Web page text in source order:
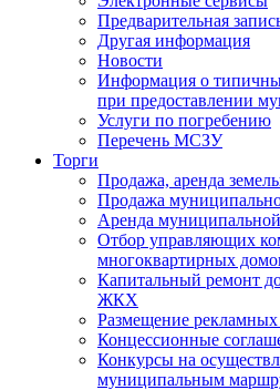
Предварительная
Другая информация
Новости
Информация о
при предоставлении
Услуги по погребению
Перечень МСЗУ
Торги
Продажа, аренда
Продажа
Аренда
Отбор управляющих
многоквартирных
Капитальный ремонт
ЖКХ
Размещение
Концессионные
Конкурсы на
муниципальным